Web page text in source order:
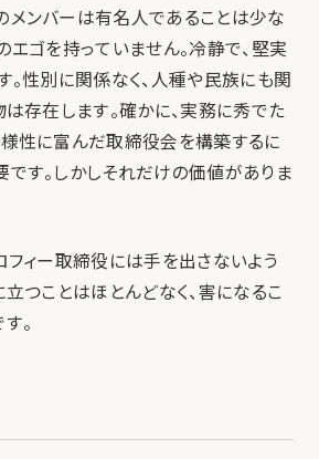
ンバーは有名人であることは少な
エゴを持っていません。冷静で、堅実
。性別に関係なく、人種や民族にも関
は存在します。確かに、実務に秀でた
性に富んだ取締役会を構築するに
す。しかしそれだけの価値がありま
フィー取締役には手を出さないよう
立つことはほとんどなく、害になるこ
。